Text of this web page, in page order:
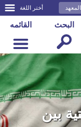
أختر اللغة
القائمه البحث
بين